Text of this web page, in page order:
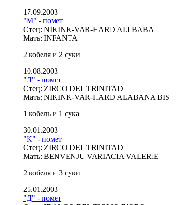
17.09.2003
"M" - помет
Отец: NIKINK-VAR-HARD ALI BABA
Мать: INFANTA
2 кобеля и 2 суки
10.08.2003
"Л" - помет
Отец: ZIRCO DEL TRINITAD
Мать: NIKINK-VAR-HARD ALABANA BIS
1 кобель и 1 сука
30.01.2003
"K" - помет
Отец: ZIRCO DEL TRINITAD
Мать: BENVENJU VARIACIA VALERIE
2 кобеля и 3 суки
25.01.2003
"Д" - помет